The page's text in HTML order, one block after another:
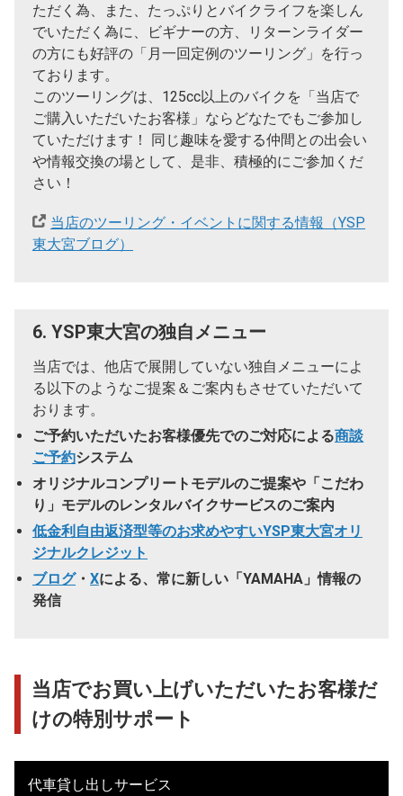
ただく為、また、たっぷりとバイクライフを楽しん
でいただく為に、ビギナーの方、リターンライダー
の方にも好評の「月一回定例のツーリング」を行っ
ております。
このツーリングは、125cc以上のバイクを「当店で
ご購入いただいたお客様」ならどなたでもご参加し
ていただけます！ 同じ趣味を愛する仲間との出会い
や情報交換の場として、是非、積極的にご参加くだ
さい！
当店のツーリング・イベントに関する情報（YSP
東大宮ブログ）
6. YSP東大宮の独自メニュー
当店では、他店で展開していない独自メニューによ
る以下のようなご提案＆ご案内もさせていただいて
おります。
ご予約いただいたお客様優先でのご対応による商談
ご予約システム
オリジナルコンプリートモデルのご提案や「こだわ
り」モデルのレンタルバイクサービスのご案内
低金利自由返済型等のお求めやすいYSP東大宮オリ
ジナルクレジット
ブログ・ Xによる、常に新しい「YAMAHA」情報の
発信
当店でお買い上げいただいたお客様だ
けの特別サポート
代車貸し出しサービス